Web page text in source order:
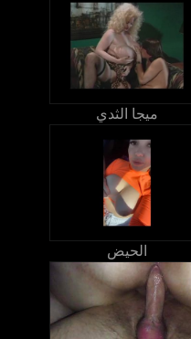
ميجا الثدي
الحيض